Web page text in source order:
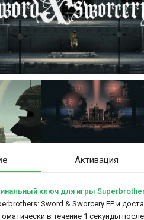
Активация
ключ для игры
Sword & Sworcery EP и
в течение 1 секунды